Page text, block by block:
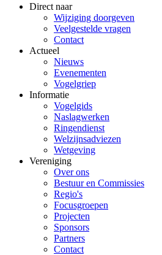
Direct naar
Wijziging doorgeven
Veelgestelde vragen
Contact
Actueel
Nieuws
Evenementen
Vogelgriep
Informatie
Vogelgids
Naslagwerken
Ringendienst
Welzijnsadviezen
Wetgeving
Vereniging
Over ons
Bestuur en Commissies
Regio's
Focusgroepen
Projecten
Sponsors
Partners
Contact